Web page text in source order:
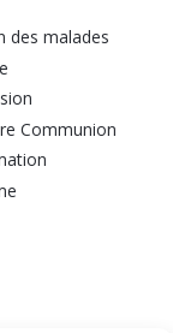
des malades
Communion